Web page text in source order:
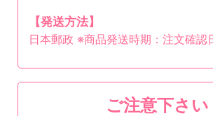
【発送方法】
日本郵政 ※商品発送時期：注文確認
ご注意下さい